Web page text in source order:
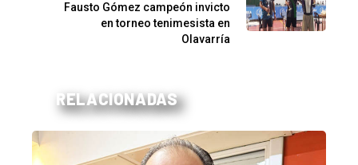
Fausto Gómez campeón invicto
en torneo tenimesista en
Olavarría
RELACIONADAS